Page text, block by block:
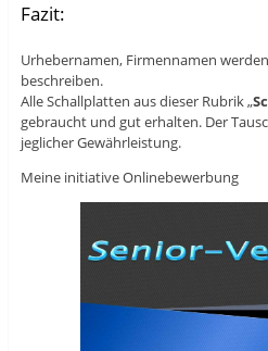
Fazit:
Urhebernamen, Firmennamen
beschreiben.
Alle Schallplatten aus dieser Rubrik „
gebraucht und gut erhalten. Der
jeglicher Gewährleistung.
Meine initiative Onlinebewerbung